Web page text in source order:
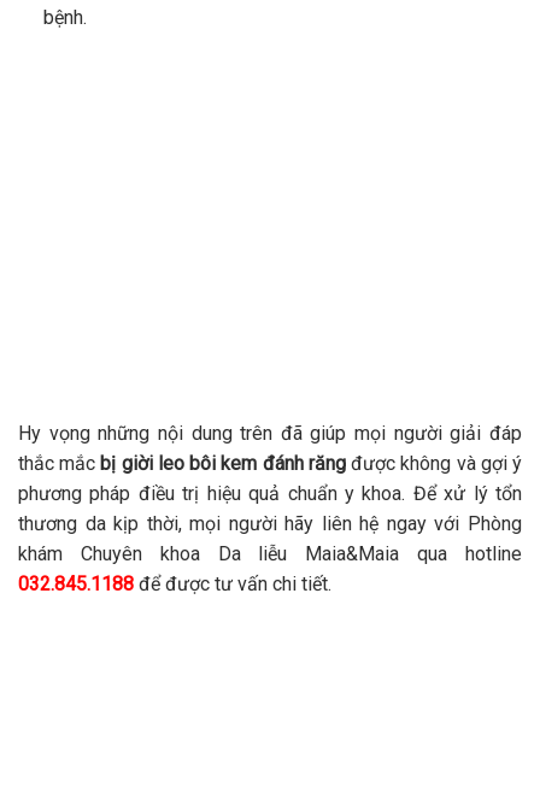
bệnh.
Hy vọng những nội dung trên đã giúp mọi người giải đáp
thắc mắc bị giời leo bôi kem đánh răngđược không và gợi ý
phương pháp điều trị hiệu quả chuẩn y khoa. Để xử lý tổn
thương da kịp thời, mọi người hãy liên hệ ngay với Phòng
khám Chuyên khoa Da liễu Maia&Maia qua hotline
032.845.1188 để được tư vấn chi tiết.